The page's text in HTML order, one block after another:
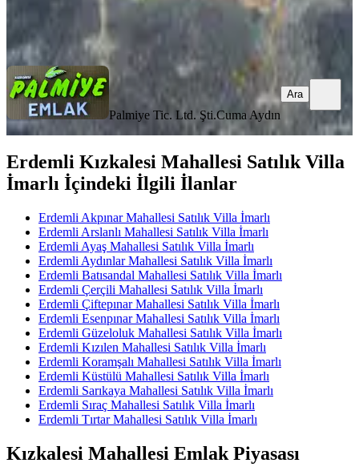
Palmiye Tic. Ltd. Şti.
Ara
Palmiye Tic. Ltd. Şti.Cuma Aydın
Ara
Erdemli Kızkalesi Mahallesi Satılık Villa
İmarlı İçindeki İlgili İlanlar
Erdemli Akpınar Mahallesi Satılık Villa İmarlı
Erdemli Arslanlı Mahallesi Satılık Villa İmarlı
Erdemli Ayaş Mahallesi Satılık Villa İmarlı
Erdemli Aydınlar Mahallesi Satılık Villa İmarlı
Erdemli Batısandal Mahallesi Satılık Villa İmarlı
Erdemli Çerçili Mahallesi Satılık Villa İmarlı
Erdemli Çiftepınar Mahallesi Satılık Villa İmarlı
Erdemli Esenpınar Mahallesi Satılık Villa İmarlı
Erdemli Güzeloluk Mahallesi Satılık Villa İmarlı
Erdemli Kızılen Mahallesi Satılık Villa İmarlı
Erdemli Koramşalı Mahallesi Satılık Villa İmarlı
Erdemli Küstülü Mahallesi Satılık Villa İmarlı
Erdemli Sarıkaya Mahallesi Satılık Villa İmarlı
Erdemli Sıraç Mahallesi Satılık Villa İmarlı
Erdemli Tırtar Mahallesi Satılık Villa İmarlı
Kızkalesi Mahallesi Emlak Piyasası